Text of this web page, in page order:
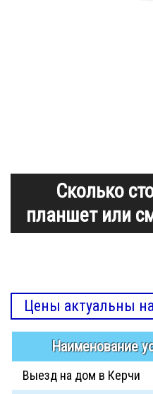
Сколько
планшет или
Цены актуальны
Наименование
Выезд на дом в Керчи